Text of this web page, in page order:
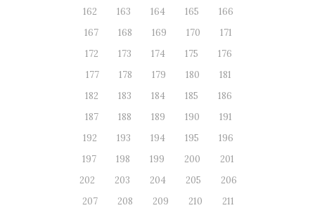
162
163 164 165
166
167
168 169 170
171
172
173 174 175
176
177
178 179 180
181
182
183 184 185
186
187
188 189 190
191
192
193 194 195
196
197
198 199 200
201
202
203 204 205
206
207
208 209 210
211